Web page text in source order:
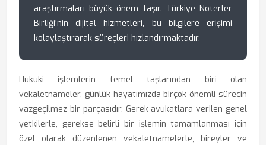
araştırmaları büyük önem taşır. Türkiye Noterler
Birliği'nin dijital hizmetleri, bu bilgilere erişimi
kolaylaştırarak süreçleri hızlandırmaktadır.
Hukuki işlemlerin temel taşlarından biri olan
vekaletnameler, günlük hayatımızda birçok önemli sürecin
vazgeçilmez bir parçasıdır. Gerek avukatlara verilen genel
yetkilerle, gerekse belirli bir işlemin tamamlanması için
özel olarak düzenlenen vekaletnamelerle, bireyler ve